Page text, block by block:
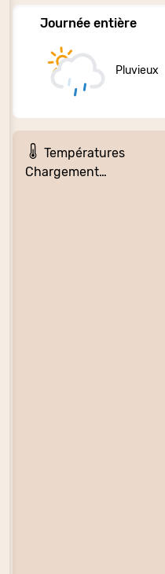
Journée entière
Pluvieux
Températures
Chargement…